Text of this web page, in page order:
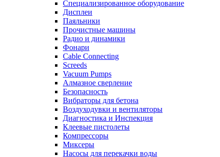
Специализированное оборудование
Дисплеи
Паяльники
Прочистные машины
Радио и динамики
Фонари
Cable Connecting
Screeds
Vacuum Pumps
Алмазное сверление
Безопасность
Вибраторы для бетона
Воздуходувки и вентиляторы
Диагностика и Инспекция
Клеевые пистолеты
Компрессоры
Миксеры
Насосы для перекачки воды